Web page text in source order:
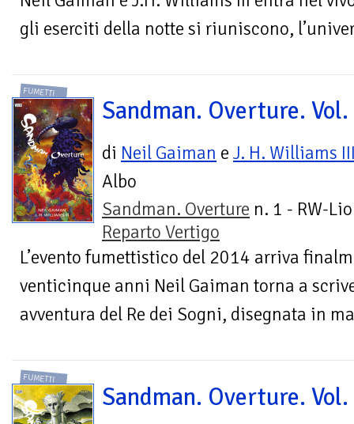
gli eserciti della notte si riuniscono,
FUMETTI
Sandman. Overture.
di Neil Gaiman e J. H. Williams
Albo
Sandman. Overture n. 1 - RW-
Reparto Vertigo
L’evento fumettistico del 2014 arriva
venticinque anni Neil Gaiman torna a
avventura del Re dei Sogni, disegnata in
FUMETTI
Sandman. Overture.